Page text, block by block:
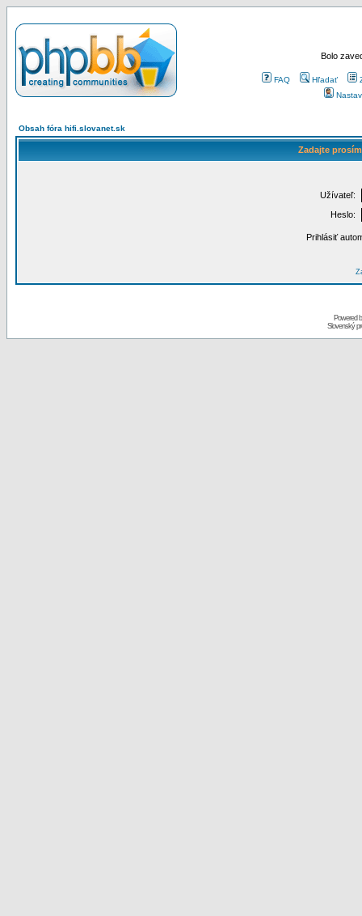
Bolo
FAQ Hľadať
Obsah fóra hifi.slovanet.sk
Zadajte
Užívateľ:
Heslo:
Prihlásiť
Powered
Slovenský